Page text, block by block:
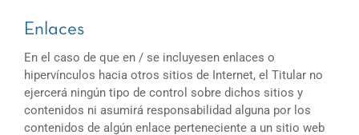
Enlaces
En el caso de que en / se incluyesen enlaces o
hipervínculos hacia otros sitios de Internet, el Titular no
ejercerá ningún tipo de control sobre dichos sitios y
contenidos ni asumirá responsabilidad alguna por los
contenidos de algún enlace perteneciente a un sitio web